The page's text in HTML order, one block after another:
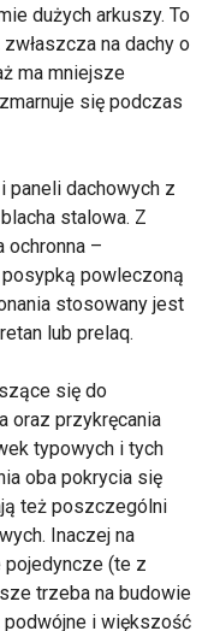
dużych arkuszy. To
na dachy o
ma mniejsze
się podczas
paneli dachowych z
stalowa. Z
ochronna –
posypką powleczoną
stosowany jest
lub prelaq.
się do
oraz przykręcania
typowych i tych
oba pokrycia się
też poszczególni
Inaczej na
pojedyncze (te z
trzeba na budowie
podwójne i większość